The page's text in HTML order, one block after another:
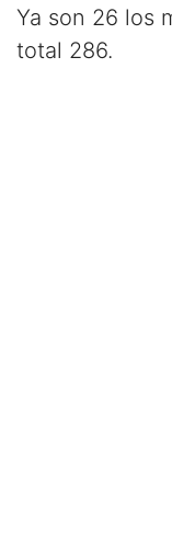
Ya son 26 los
total 286.